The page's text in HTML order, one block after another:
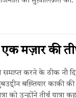
मज़ार की
करने के ठीक नौ
बख़्तियार काकी
को उन्होंने तीर्थ यात्रा